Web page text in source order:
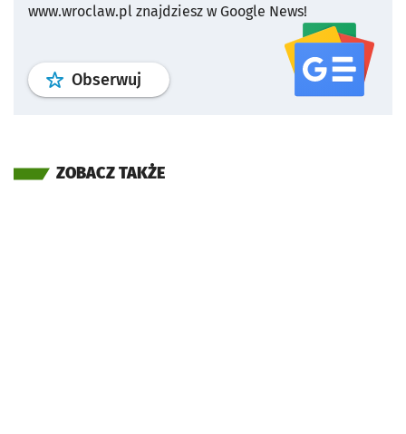
www.wroclaw.pl znajdziesz w Google News!
Obserwuj profil serwisu
ZOBACZ TAKŻE